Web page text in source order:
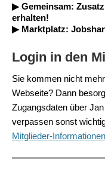
▶ Gemeinsam:
erhalten!
▶ Marktplatz:
Login in den
Sie kommen nicht
Webseite? Dann
Zugangsdaten über
verpassen sonst
Mitglieder-Informationen